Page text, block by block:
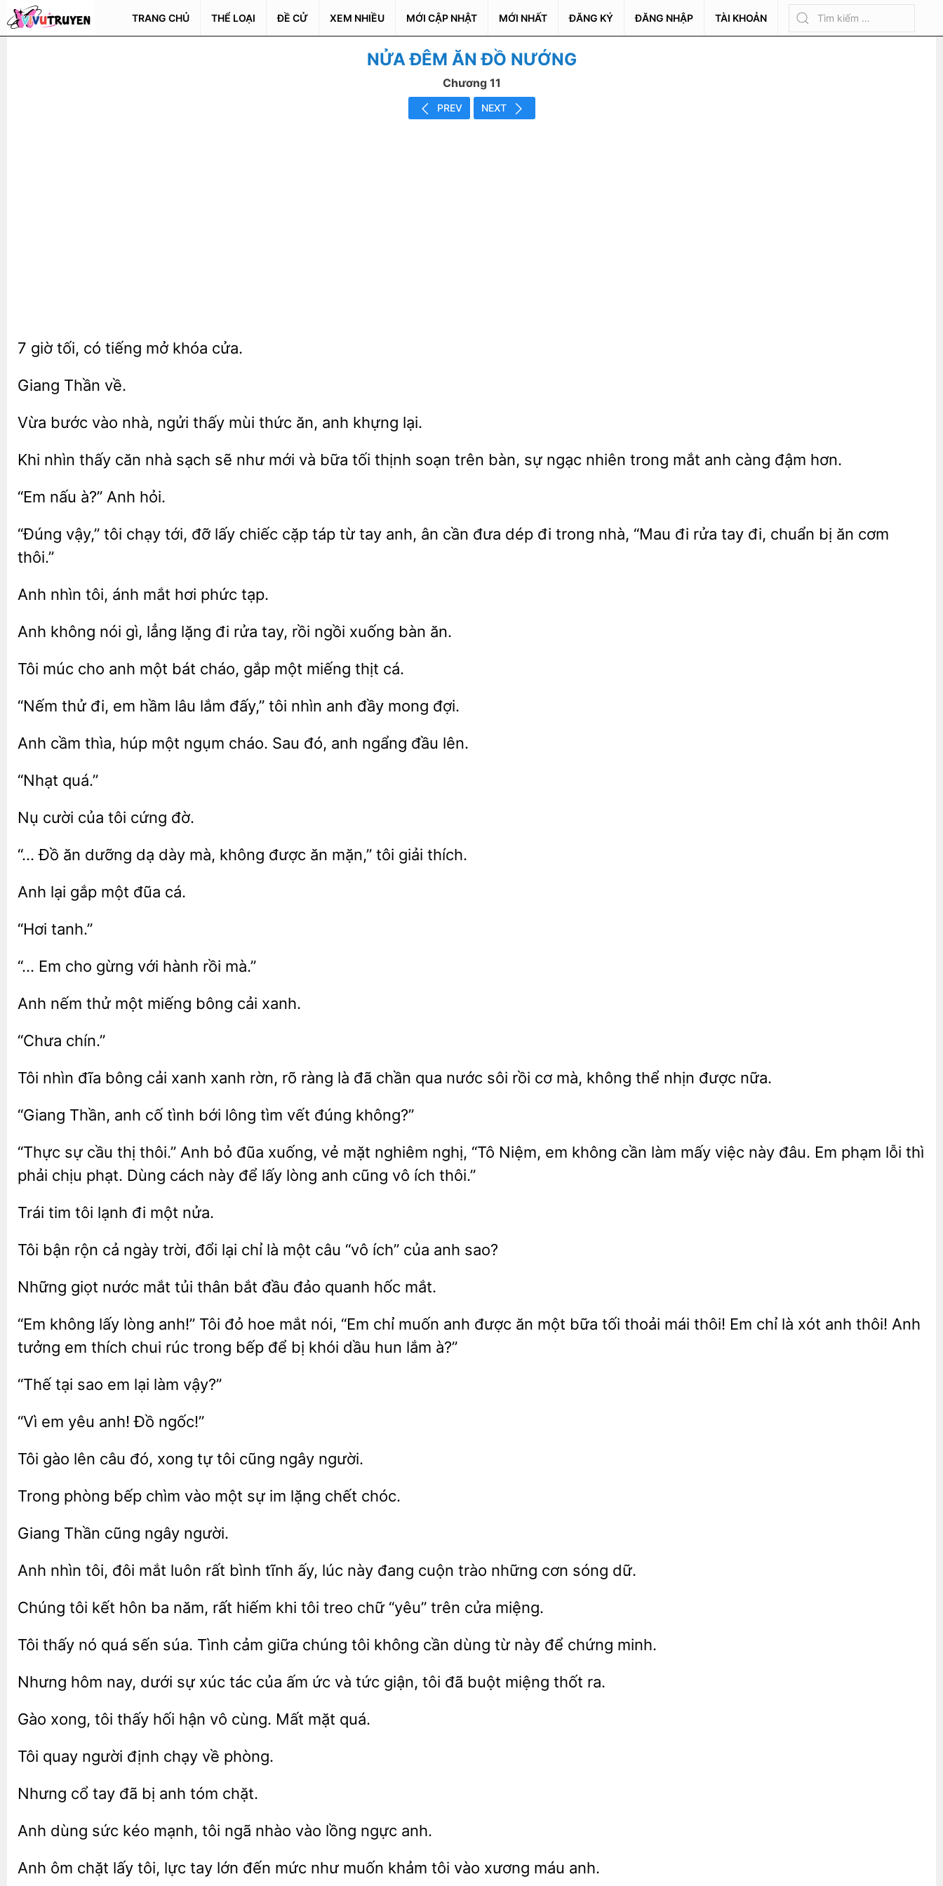
TRANG CHỦ THỂ LOẠI ĐỀ CỬ XEM NHIỀU MỚI CẬP NHẬT MỚI NHẤT ĐĂNG KÝ ĐĂNG NHẬP TÀI KHOẢN
NỬA ĐÊM ĂN ĐỒ NƯỚNG
Chương 11
PREV NEXT
7 giờ tối, mở cửa.
Vừa bước vào nhà, thấy mùi anh khựng lại.
Khi nhìn thấy căn sạch sẽ như mới và bữa tối thịnh soạn trên bàn, ngạc trong mắt anh càng đậm hơn.
nấu hỏi.
vậy,” tôi chạy tới, đỡ chiếc cặp táp từ tay anh, ân cần đưa dép
trong nhà, “Mau đi rửa tay đi, chuẩn bị ăn cơm
thôi.”
tôi, ánh mắt hơi tạp.
không nói gì, lẳng lặng đi rửa rồi ngồi xuống ăn.
Tôi anh một bát gắp một miếng thịt cá.
“Nếm thử em hầm lâu lắm đấy,” tôi anh đầy đợi.
thìa, một ngụm cháo. Sau đó, anh ngẩng đầu lên.
cười của cứng
“… Đồ dưỡng dày mà, không được ăn mặn,” tôi giải
Anh đũa cá.
Em gừng với rồi mà.”
nếm thử một cải xanh.
Tôi nhìn đĩa bông cải xanh xanh rờn, rõ là đã chần qua nước rồi mà, không thể nhịn được nữa.
Thần, anh cố tình bới lông tìm đúng
“Thực sự cầu thị thôi.” Anh bỏ đũa xuống, vẻ mặt nghiêm nghị, Niệm, em không cần làm mấy việc này đâu. Em phạm
thì
chịu phạt. Dùng cách này để lấy lòng anh cũng vô ích thôi.”
Trái tôi lạnh nửa.
Tôi bận rộn cả ngày trời, lại là một câu “vô ích” anh sao?
giọt mắt thân bắt đầu đảo quanh hốc mắt.
“Em không lấy lòng anh!” Tôi đỏ hoe mắt nói, “Em chỉ muốn anh được ăn một bữa tối thoải mái thôi! Em chỉ là xót anh thôi! Anh
tưởng
chui rúc trong bếp để bị khói dầu hun lắm
sao em lại làm
em yêu anh!
Tôi lên đó, xong tôi cũng ngây người.
Trong phòng bếp chìm một sự im chóc.
Giang Thần
Anh nhìn tôi, đôi mắt rất tĩnh ấy, lúc này đang cuộn trào những cơn sóng
tôi kết hôn ba năm, rất hiếm tôi treo chữ trên cửa miệng.
Tôi thấy nó quá sến súa. Tình cảm chúng tôi không cần dùng này để chứng
Nhưng hôm dưới sự tác của ấm và tức giận, tôi đã buột miệng thốt ra.
Gào xong, tôi hối hận vô Mất quá.
người định về phòng.
Nhưng tay đã anh tóm
Anh dùng sức kéo ngã nhào lồng ngực anh.
Anh lấy tôi, lực tay đến mức như muốn khảm tôi vào xương máu anh.